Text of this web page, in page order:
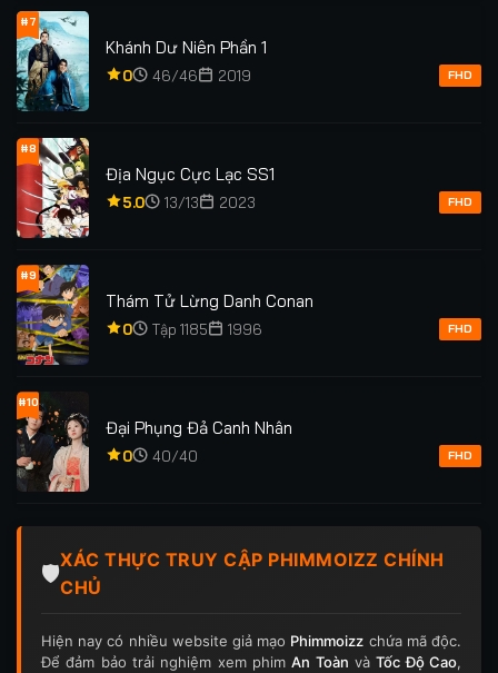
#7
Khánh Dư Niên Phần 1
0 46/46 2019 FHD
#8
Địa Ngục Cực Lạc SS1
5.0 13/13 2023 FHD
#9
Thám Tử Lừng Danh Conan
0 Tập 1185 1996 FHD
#10
Đại Phụng Đả Canh Nhân
0 40/40 FHD
🛡️
XÁC THỰC TRUY CẬP PHIMMOIZZ CHÍNH
CHỦ
Hiện nay có nhiều website giả mạo Phimmoizz chứa mã độc.
Để đảm bảo trải nghiệm xem phimAn Toàn vàTốc Độ Cao,